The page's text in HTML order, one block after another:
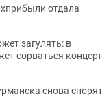
отдала
загулять: в
сорваться концерт
снова спорят